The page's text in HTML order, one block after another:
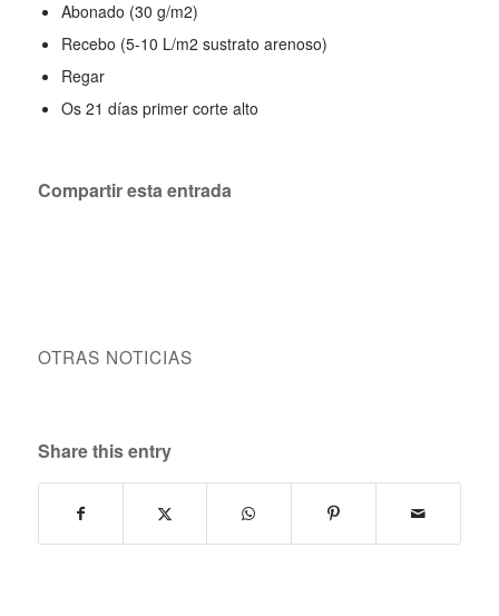
Abonado (30 g/m2)
Recebo (5-10 L/m2 sustrato arenoso)
Regar
Os 21 días primer corte alto
Compartir esta entrada
OTRAS NOTICIAS
Share this entry